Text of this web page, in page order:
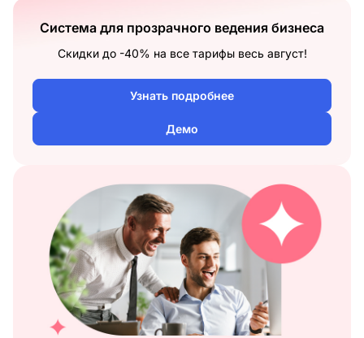
Система для прозрачного ведения бизнеса
Скидки до -40% на все тарифы весь август!
Узнать подробнее
Демо